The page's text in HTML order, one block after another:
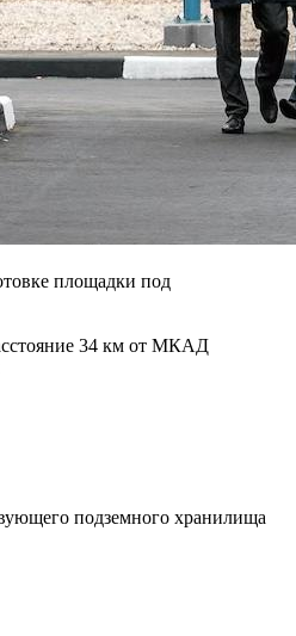
площадки под
34 км от МКАД
подземного хранилища